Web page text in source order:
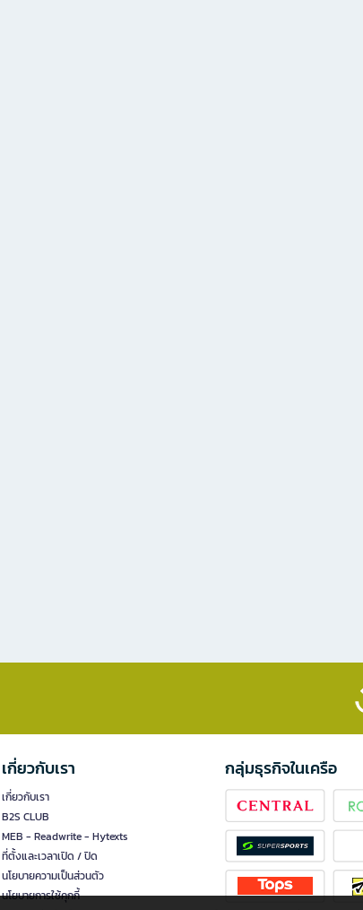
เกี่ยวกับเรา
เกี่ยวกับเรา
B2S CLUB
MEB - Readwrite - Hytexts
ที่ตั้งและเวลาเปิด / ปิด
นโยบายความเป็นส่วนตัว
นโยบายการใช้คุกกี้
กลุ่มธุรกิจในเครือ